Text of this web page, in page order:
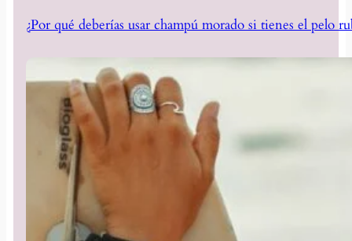
¿Por qué deberías usar champú morado si tienes el pelo